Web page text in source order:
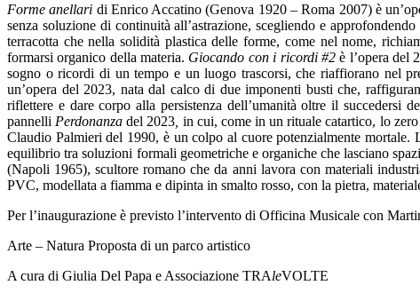
Forme anellari di Enrico Accatino (Genova 1920 – Roma 2007) è
senza soluzione di continuità all’astrazione, scegliendo e
terracotta che nella solidità plastica delle forme, come nel nome,
formarsi organico della materia. Giocando con i ricordi #2è l’opera del
sogno o ricordi di un tempo e un luogo trascorsi, che riaffiorano nel
un’opera del 2023, nata dal calco di due imponenti busti che,
riflettere e dare corpo alla persistenza dell’umanità oltre il
pannelli Perdonanzadel 2023 in cui, come in un rituale catartico, lo
Claudio Palmieri del 1990, è un colpo al cuore potenzialmente
equilibrio tra soluzioni formali geometriche e organiche che lasciano
(Napoli 1965), scultore romano che da anni lavora con materiali
PVC, modellata a fiamma e dipinta in smalto rosso, con la pietra,
Per l’inaugurazione è previsto l’intervento di Officina Musicale con
Arte – Natura Proposta di un parco artistico
A cura di Giulia Del Papa e Associazione TRAleVOLTE